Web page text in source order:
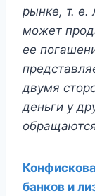
рынке, т. е.
может
ее
двумя
деньги у
банков и